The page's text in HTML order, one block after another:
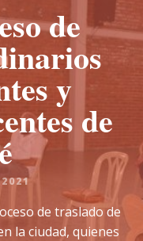
de
y
de
de traslado de
la ciudad, quienes